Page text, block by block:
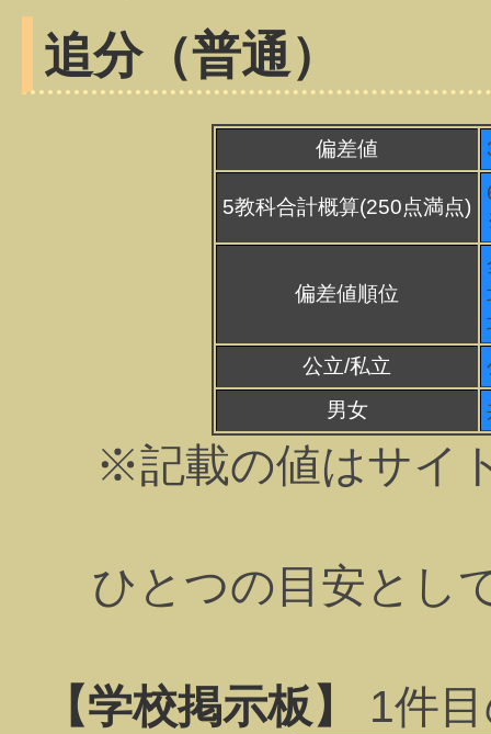
追分（普通）
偏差値
5教科合計概算(250点満点)
偏差値順位
公立/私立
男女
※記載の値はサイ
ひとつの目安とし
【学校掲示板】 1件